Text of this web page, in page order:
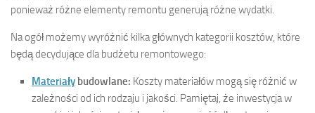
ponieważ różne elementy remontu generują różne wydatki.
Na ogół możemy wyróżnić kilka głównych kategorii kosztów, które
będą decydujące dla budżetu remontowego:
Materiały budowlane: Koszty materiałów mogą się różnić w
zależności od ich rodzaju i jakości. Pamiętaj, że inwestycja w